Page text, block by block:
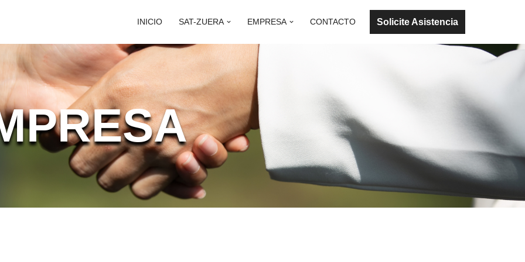
INICIO SAT-ZUERA EMPRESA CONTACTO Solicite Asistencia